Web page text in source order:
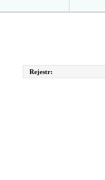
Rejestr: